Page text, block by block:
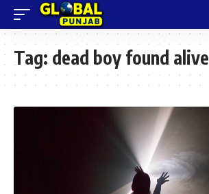
Tag: dead boy found alive